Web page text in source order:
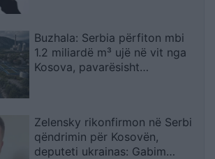
Buzhala: Serbia përfiton mbi
1.2 miliardë m³ ujë në vit nga
Kosova, pavarësisht
Zelensky rikonfirmon në Serbi
qëndrimin për Kosovën,
deputeti ukrainas: Gabim